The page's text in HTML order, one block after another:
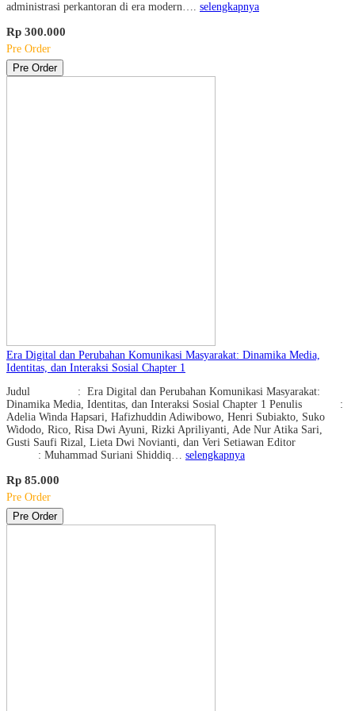
administrasi perkantoran di era modern…. selengkapnya
Rp 300.000
Pre Order
Pre Order
Era Digital dan Perubahan Komunikasi Masyarakat: Dinamika Media,
Identitas, dan Interaksi Sosial Chapter 1
Judul : Era Digital dan Perubahan Komunikasi Masyarakat:
Dinamika Media, Identitas, dan Interaksi Sosial Chapter 1 Penulis :
Adelia Winda Hapsari, Hafizhuddin Adiwibowo, Henri Subiakto, Suko
Widodo, Rico, Risa Dwi Ayuni, Rizki Apriliyanti, Ade Nur Atika Sari,
Gusti Saufi Rizal, Lieta Dwi Novianti, dan Veri Setiawan Editor
: Muhammad Suriani Shiddiq… selengkapnya
Rp 85.000
Pre Order
Pre Order